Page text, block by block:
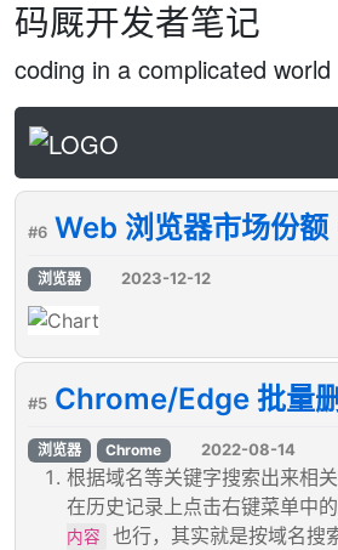
码厩开发者笔记
coding in a complicated world
#6 Web 浏览器市场份
浏览器 2023-12-12
#5 Chrome/Edge 批量
浏览器 Chrome 2022-08-14
根据域名等关键字搜索出来相
在历史记录上点击右键菜单中的
内容
也行，其实就是按域名搜